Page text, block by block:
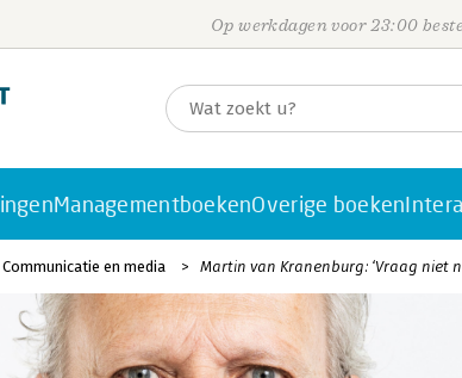
Op werkdagen voor 23:00
ManagementboekenOverige boeken
Communicatie en media Martin van Kranenburg: ‘Vraag niet